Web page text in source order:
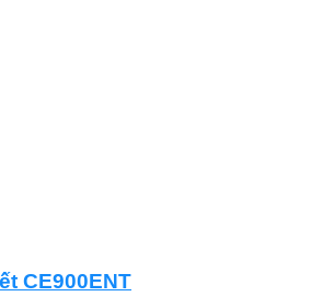
CE900ENT